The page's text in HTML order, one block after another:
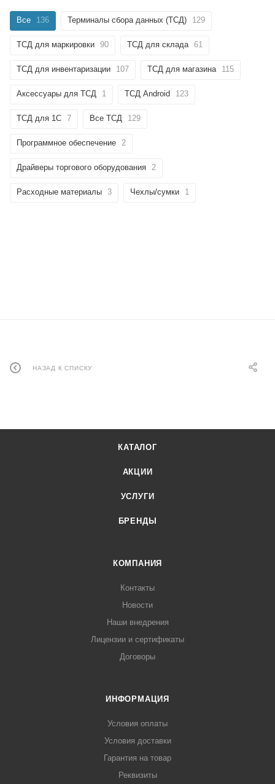
Все 136 Терминалы сбора данных (ТСД) 129
ТСД для маркировки 90 ТСД для склада 61
ТСД для инвентаризации 107 ТСД для магазина 115
Аксессуары для ТСД 1 ТСД Android 123
ТСД для 1С 7 Все ТСД 129
Программное обеспечение 2
Драйверы торгового оборудования 2
Расходные материалы 3 Чехлы/сумки 1
НАЗАД К СПИСКУ
КАТАЛОГ
АКЦИИ
УСЛУГИ
БРЕНДЫ
КОМПАНИЯ
Контакты
Новости
Наши внедрения
Лицензии и сертификаты
Договоры
ИНФОРМАЦИЯ
Условия оплаты
Условия доставки
Гарантия на товар
Реквизиты